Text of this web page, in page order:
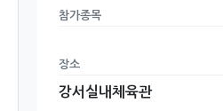
참가종목
장소
강서실내체육관